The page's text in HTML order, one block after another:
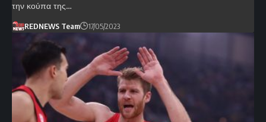
την κούπα της…
REDNEWS Team 17/05/2023